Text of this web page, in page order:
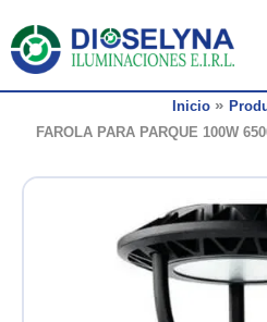
contenido
Inicio
FAROLA PARA PARQUE 100W